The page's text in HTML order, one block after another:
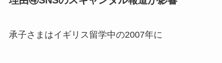
承子さまはイギリス留学中の2007年に